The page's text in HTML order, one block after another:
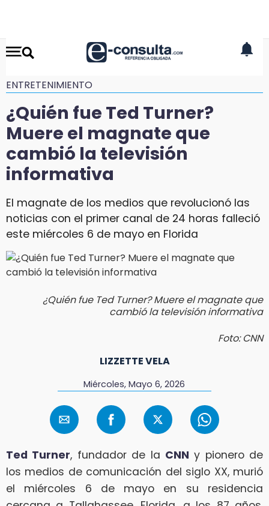
ENTRETENIMIENTO
¿Quién fue Ted Turner?
Muere el magnate que
cambió la televisión
informativa
El magnate de los medios que revolucionó las
noticias con el primer canal de 24 horas falleció
este miércoles 6 de mayo en Florida
¿Quién fue Ted Turner? Muere el magnate que
cambió la televisión informativa
Foto: CNN
LIZZETTE VELA
Miércoles, Mayo 6, 2026
Ted Turner, fundador de la CNN y pionero de
los medios de comunicación del siglo XX, murió
el miércoles 6 de mayo en su residencia